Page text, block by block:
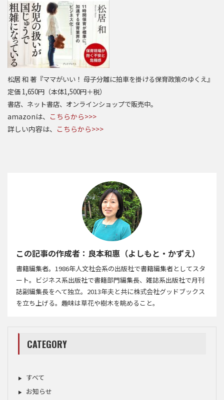
松居 和 著『ママがいい！ 母子分離に拍車を掛ける保育政策のゆくえ』
定価 1,650円（本体1,500円＋税）
書店、ネット書店、オンラインショップで販売中。
amazonは、 こちらから>>>
詳しい内容は、 こちらから>>>
この記事の作成者：良本和惠（よしもと・かずえ）
書籍編集者。1986年人文社会系の出版社で書籍編集者としてスタ
ート。ビジネス系出版社で書籍部門編集長、雑誌系出版社で月刊
誌副編集長をへて独立。2013年夫と共に株式会社グッドブックス
を立ち上げる。趣味は草花や樹木を眺めること。
CATEGORY
すべて
お知らせ